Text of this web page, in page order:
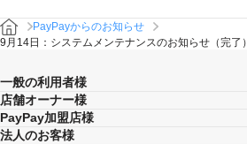
PayPayからのお知らせ
9月14日：システムメンテナンスのお知らせ（完了）
一般の利用者様
店舗オーナー様
PayPay加盟店様
法人のお客様